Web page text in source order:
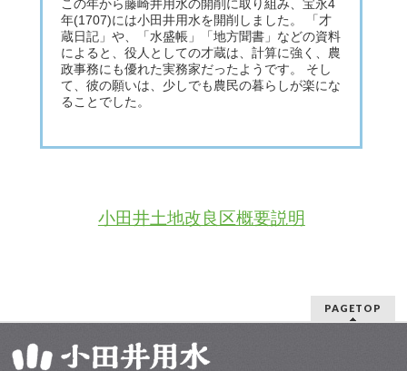
この年から藤崎井用水の開削に取り組み、宝永4
年(1707)には小田井用水を開削しました。 「才
蔵日記」や、「水盛帳」「地方聞書」などの資料
によると、役人としての才蔵は、計算に強く、農
政事務にも優れた実務家だったようです。 そし
て、彼の願いは、少しでも農民の暮らしが楽にな
ることでした。
小田井土地改良区概要説明
PAGETOP